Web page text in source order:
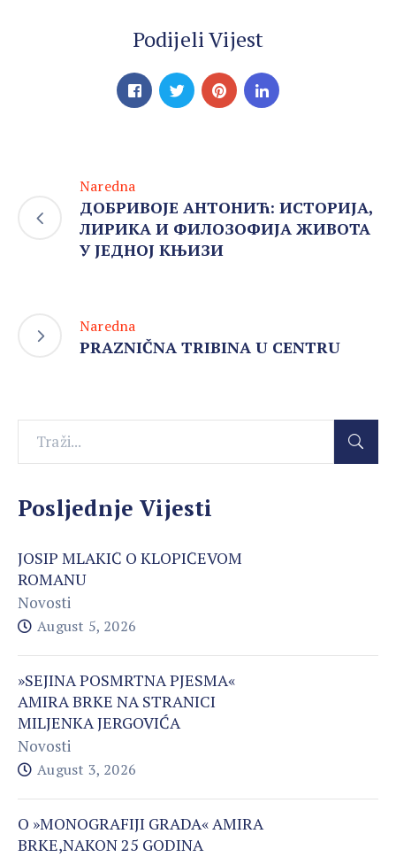
Podijeli Vijest
Naredna
ДОБРИВОЈЕ АНТОНИЋ: ИСТОРИЈА,
ЛИРИКА И ФИЛОЗОФИЈА ЖИВОТА
У ЈЕДНОЈ КЊИЗИ
Naredna
PRAZNIČNA TRIBINA U CENTRU
Posljednje Vijesti
JOSIP MLAKIĆ O KLOPIĆEVOM
ROMANU
Novosti
August 5, 2026
»SEJINA POSMRTNA PJESMA«
AMIRA BRKE NA STRANICI
MILJENKA JERGOVIĆA
Novosti
August 3, 2026
O »MONOGRAFIJI GRADA« AMIRA
BRKE,NAKON 25 GODINA